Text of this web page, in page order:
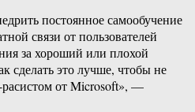
постоянное самообучение
связи от пользователей
за хороший или плохой
сделать это лучше, чтобы не
от Microsoft», —